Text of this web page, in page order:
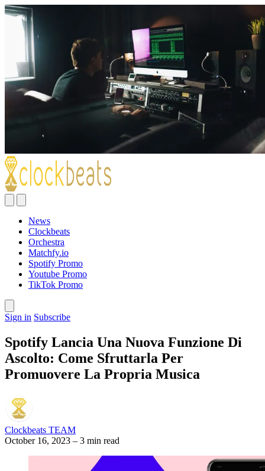
News
Clockbeats
Orchestra
Matchfy.io
Spotify Promo
Youtube Promo
TikTok Promo
Sign in Subscribe
Spotify Lancia Una Nuova Funzione Di
Ascolto: Come Sfruttarla Per
Promuovere La Propria Musica
Clockbeats TEAM
October 16, 2023 – 3 min read